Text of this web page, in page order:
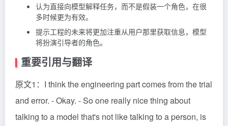
认为直接向模型解释任务，而不是假装一个角色，在很
多时候更为有效。
提示工程的未来将更加注重从用户那里获取信息，模型
将扮演引导者的角色。
重要引用与翻译
原文1：I think the engineering part comes from the trial
and error. - Okay. - So one really nice thing about
talking to a model that's not like talking to a person, is